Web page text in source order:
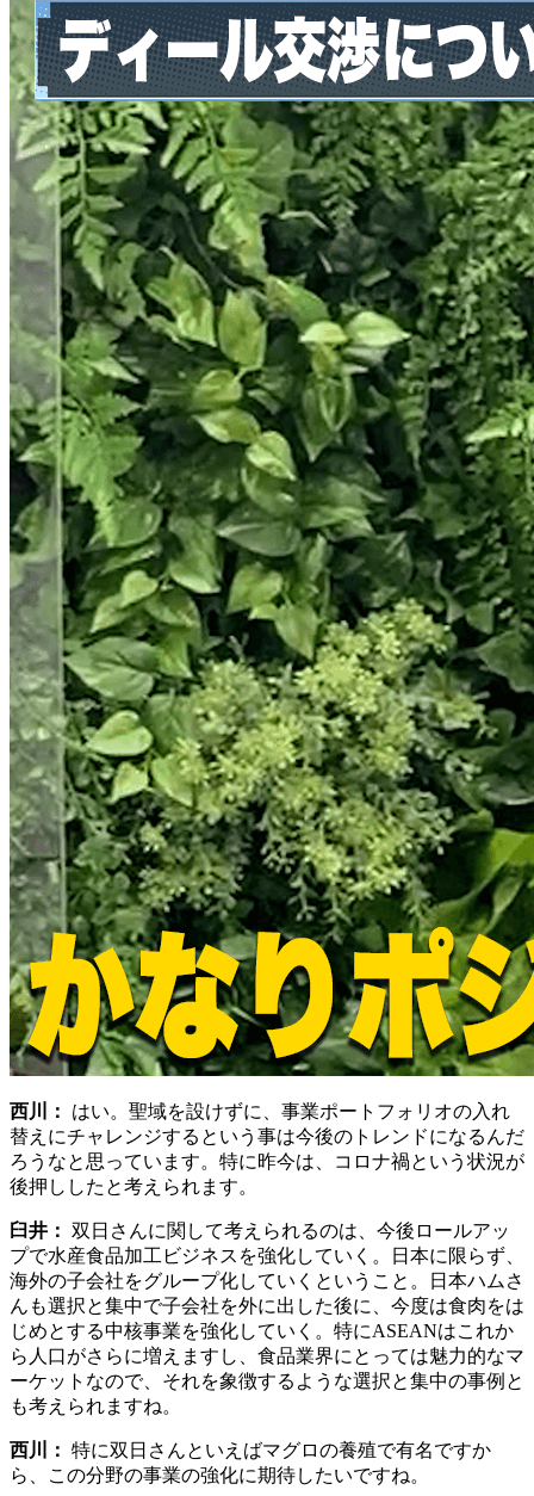
西川：
はい。聖域を設けずに、事業ポートフォリオの入れ
替えにチャレンジするという事は今後のトレンドになるんだ
ろうなと思っています。特に昨今は、コロナ禍という状況が
後押ししたと考えられます。
臼井： 双日さんに関して考えられるのは、今後ロールアッ
プで水産食品加工ビジネスを強化していく。日本に限らず、
海外の子会社をグループ化していくということ。日本ハムさ
んも選択と集中で子会社を外に出した後に、今度は食肉をは
じめとする中核事業を強化していく。特にASEANはこれか
ら人口がさらに増えますし、食品業界にとっては魅力的なマ
ーケットなので、それを象徴するような選択と集中の事例と
も考えられますね。
西川： 特に双日さんといえばマグロの養殖で有名ですか
ら、この分野の事業の強化に期待したいですね。